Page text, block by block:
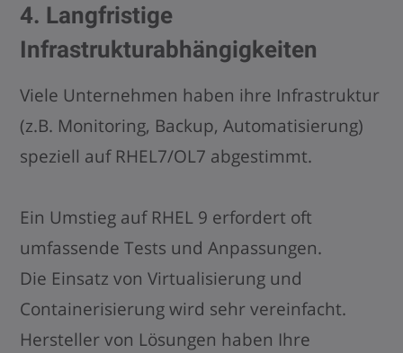
4. Langfristige
Infrastrukturabhängigkeiten
Viele Unternehmen haben ihre Infrastruktur
(z.B. Monitoring, Backup, Automatisierung)
speziell auf RHEL7/OL7 abgestimmt.
Ein Umstieg auf RHEL 9 erfordert oft
umfassende Tests und Anpassungen.
Die Einsatz von Virtualisierung und
Containerisierung wird sehr vereinfacht.
Hersteller von Lösungen haben Ihre